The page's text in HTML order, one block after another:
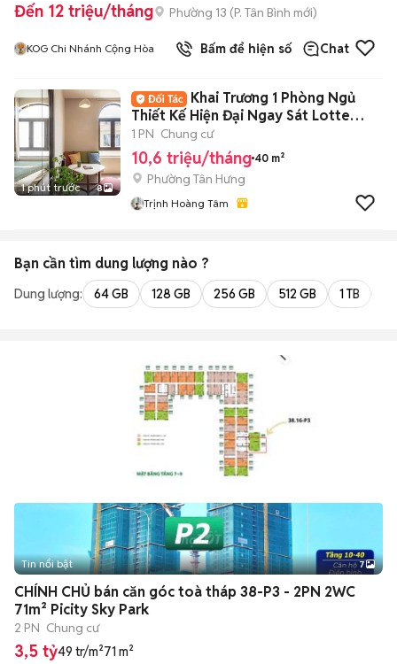
Đến 12 triệu/tháng Phường 13 (P. Tân Bình mới)
KOG Chi Nhánh Cộng Hòa Bấm để hiện số Chat
1 phút trước 8
Khai Trương 1 Phòng Ngủ
Thiết Kế Hiện Đại Ngay Sát Lotte
Quận 7
1 PN Chung cư
10,6 triệu/tháng 40 m²
Phường Tân Hưng
Trịnh Hoàng Tâm
Bạn cần tìm dung lượng nào ?
Dung lượng: 64 GB 128 GB 256 GB 512 GB 1 TB
+2
Tin nổi bật 7
CHÍNH CHỦ bán căn góc toà tháp 38-P3 - 2PN 2WC
71m² Picity Sky Park
2 PN Chung cư
3,5 tỷ49 tr/m²71 m²